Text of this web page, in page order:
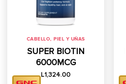
CABELLO, PIEL Y UÑAS
SUPER BIOTIN
6000MCG
L1,324.00